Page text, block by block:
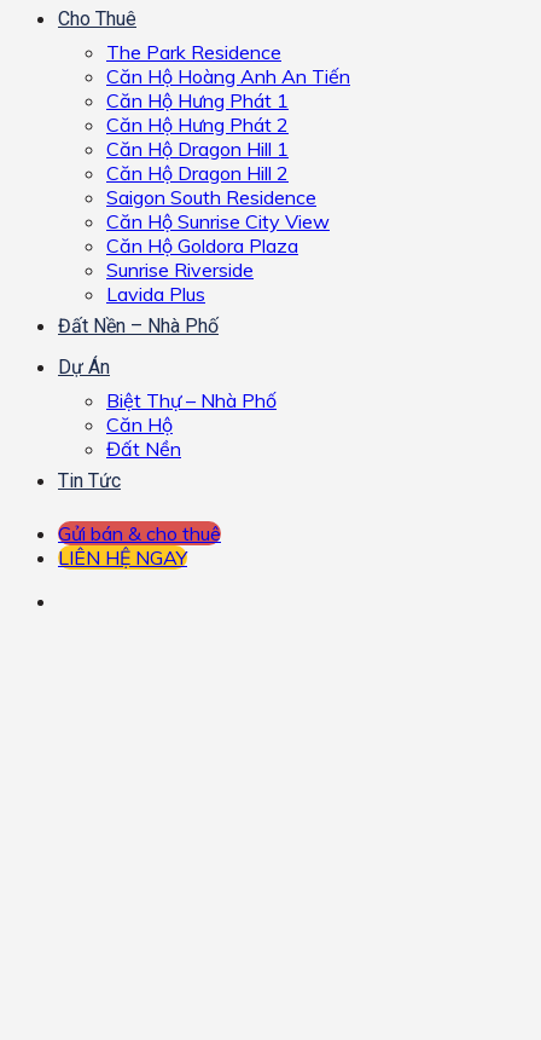
Cho Thuê
The Park Residence
Căn Hộ Hoàng Anh An Tiến
Căn Hộ Hưng Phát 1
Căn Hộ Hưng Phát 2
Căn Hộ Dragon Hill 1
Căn Hộ Dragon Hill 2
Saigon South Residence
Căn Hộ Sunrise City View
Căn Hộ Goldora Plaza
Sunrise Riverside
Lavida Plus
Đất Nền – Nhà Phố
Dự Án
Biệt Thự – Nhà Phố
Căn Hộ
Đất Nền
Tin Tức
Gửi bán & cho thuê
LIÊN HỆ NGAY